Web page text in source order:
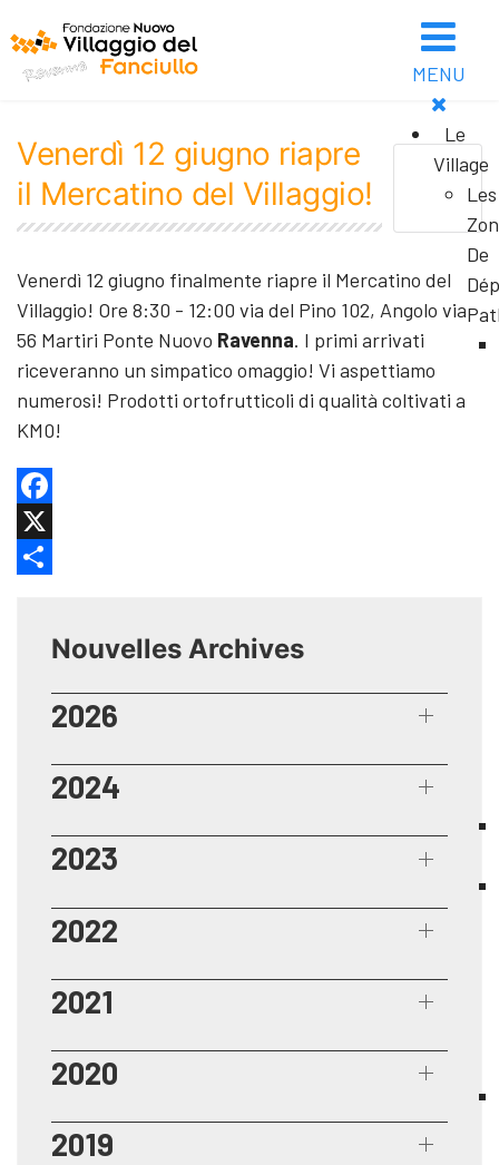
MENU
Le
Village
Les
De
Venerdì 12 giugno riapre
il Mercatino del Villaggio!
Venerdì 12 giugno finalmente riapre il Mercatino del
Villaggio! Ore 8:30 - 12:00 via del Pino 102, Angolo via
56 Martiri Ponte Nuovo Ravenna. I primi arrivati
riceveranno un simpatico omaggio! Vi aspettiamo
numerosi! Prodotti ortofrutticoli di qualità coltivati a
KM0!
Facebook
X
Nouvelles Archives
2026
2024
2023
2022
2021
2020
2019